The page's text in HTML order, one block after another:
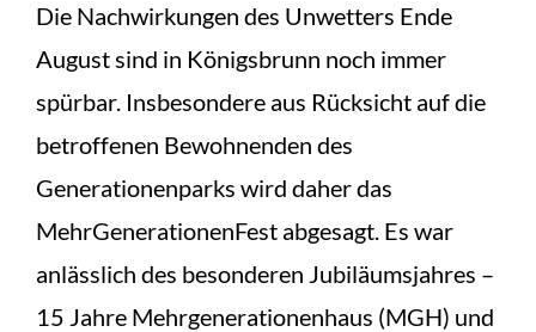
Die Nachwirkungen des Unwetters Ende
August sind in Königsbrunn noch immer
spürbar. Insbesondere aus Rücksicht auf die
betroffenen Bewohnenden des
Generationenparks wird daher das
MehrGenerationenFest abgesagt. Es war
anlässlich des besonderen Jubiläumsjahres –
15 Jahre Mehrgenerationenhaus (MGH) und